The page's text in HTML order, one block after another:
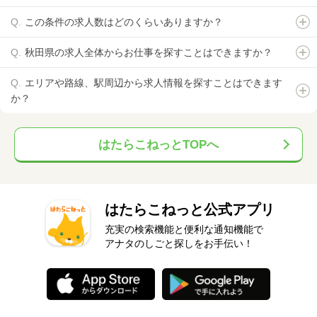
この条件の求人数はどのくらいありますか？
秋田県の求人全体からお仕事を探すことはできますか？
エリアや路線、駅周辺から求人情報を探すことはできます
か？
はたらこねっとTOPへ
はたらこねっと公式アプリ
充実の検索機能と便利な通知機能で
アナタのしごと探しをお手伝い！